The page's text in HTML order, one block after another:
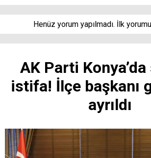
Henüz yorum yapılmadı. İlk
AK Parti
istifa! İlçe başkanı
ayrıldı